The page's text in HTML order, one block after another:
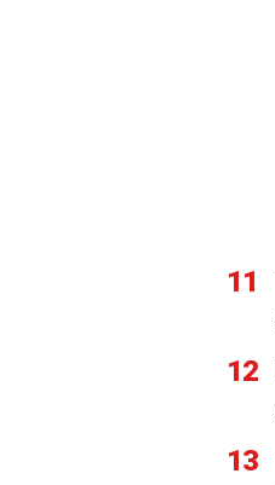
11
12
13